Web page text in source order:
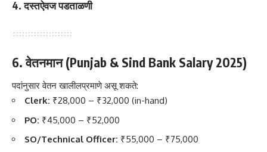
4. दस्तऐवज पडताळणी
6. वेतनमान (Punjab & Sind Bank Salary 2025)
पदांनुसार वेतन खालीलप्रमाणे असू शकते:
Clerk: ₹28,000 – ₹32,000 (in-hand)
PO: ₹45,000 – ₹52,000
SO/Technical Officer: ₹55,000 – ₹75,000